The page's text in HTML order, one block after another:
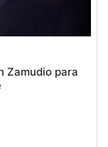
Zamudio para